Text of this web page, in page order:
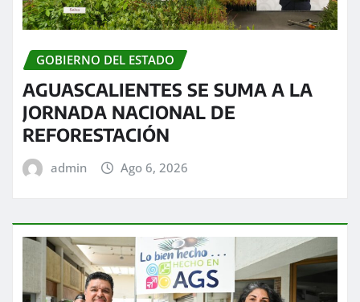
GOBIERNO DEL ESTADO
AGUASCALIENTES SE SUMA A LA
JORNADA NACIONAL DE
REFORESTACIÓN
admin Ago 6, 2026